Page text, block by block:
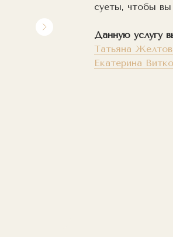
суеты, чтобы вы
Данную услугу
Татьяна
Екатерина